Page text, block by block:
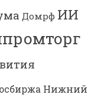
Домрф ИИ
Нижний